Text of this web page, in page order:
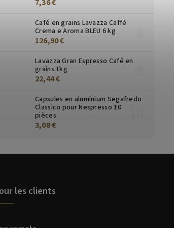
7,36 €
Café en grains Lavazza Caffé
Crema e Aroma BLEU 6 kg
126,90 €
Lavazza Gran Espresso Café en
grains 1kg
22,44 €
Capsules en aluminium Segafredo
Classico pour Nespresso 10
pièces
3,08 €
les clients